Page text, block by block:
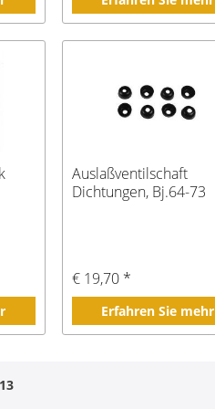
Auslaßventilschaft
Dichtungen, Bj.64-73
€ 19,70 *
Erfahren Sie mehr
13